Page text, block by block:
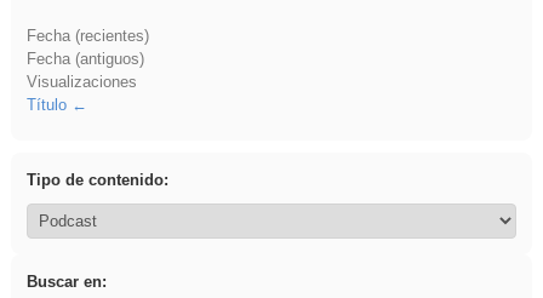
Fecha (recientes)
Fecha (antiguos)
Visualizaciones
Título
Tipo de contenido:
Buscar en: